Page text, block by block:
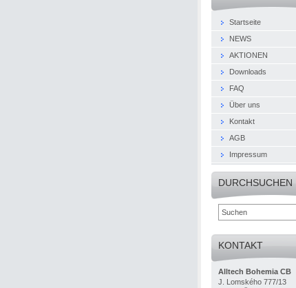
Startseite
NEWS
AKTIONEN
Downloads
FAQ
Über uns
Kontakt
AGB
Impressum
DURCHSUCHEN
KONTAKT
Alltech Bohemia CB
J. Lomského 777/13